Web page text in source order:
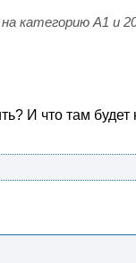
категорию А1 и
И что там будет